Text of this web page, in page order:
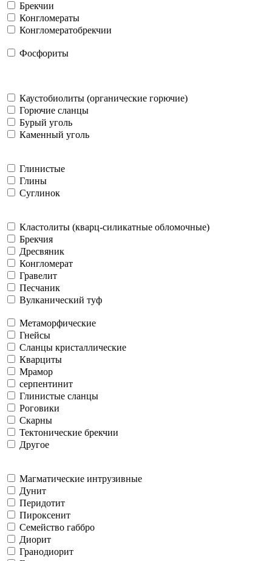
Брекчии
Конгломераты
Конгломератобрекчии
Фосфориты
Каустобиолиты (органические горючие)
Горючие сланцы
Бурый уголь
Каменный уголь
Глинистые
Глины
Суглинок
Кластолиты (кварц-силикатные обломочные)
Брекчия
Дресвяник
Конгломерат
Гравелит
Песчаник
Вулканический туф
Метаморфические
Гнейсы
Сланцы кристаллические
Кварциты
Мрамор
серпентинит
Глинистые сланцы
Роговики
Скарны
Тектонические брекчии
Другое
Магматические интрузивные
Дунит
Перидотит
Пироксенит
Семейство габбро
Диорит
Гранодиорит